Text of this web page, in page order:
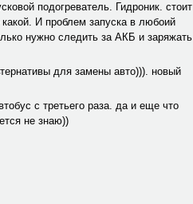
подогреватель. Гидроник. стоит
И проблем запуска в любоий
нужно следить за АКБ и заряжать
для замены авто))). новый
с третьего раза. да и еще что
не знаю))